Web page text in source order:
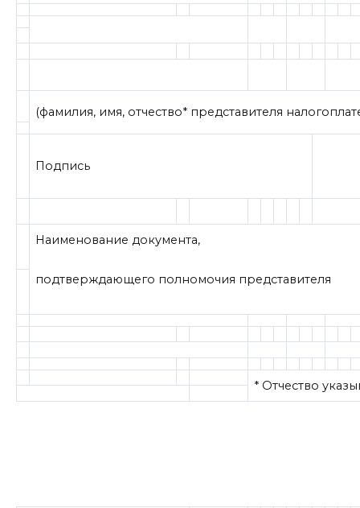
(фамилия, имя, отчество* представителя
Подпись
Наименование документа,
подтверждающего полномочия представителя
* Отчество